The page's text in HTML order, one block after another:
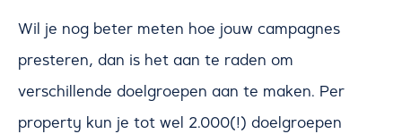
Wil je nog beter meten hoe jouw campagnes
presteren, dan is het aan te raden om
verschillende doelgroepen aan te maken. Per
property kun je tot wel 2.000(!) doelgroepen